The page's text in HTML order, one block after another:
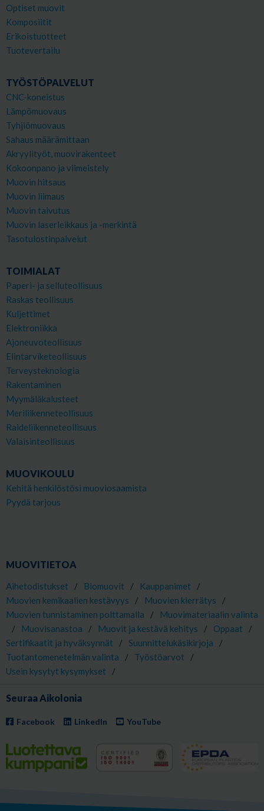
Optiset muovit
Komposiitit
Erikoistuotteet
Tuotevertailu
TYÖSTÖPALVELUT
CNC-koneistus
Lämpömuovaus
Tyhjiömuovaus
Sahaus määrämittaan
Akryylityöt, muovirakenteet
Kokoonpano ja viimeistely
Muovin hitsaus
Muovin liimaus
Muovin taivutus
Muovin laserleikkaus ja -merkintä
Tasotulostinpalvelut
TOIMIALAT
Paperi- ja selluteollisuus
Raskas teollisuus
Kuljettimet
Elektroniikka
Ajoneuvoteollisuus
Elintarviketeollisuus
Terveysteknologia
Rakentaminen
Myymäläkalusteet
Meriliikenneteollisuus
Raideliikenneteollisuus
Valaisinteollisuus
MUOVIKOULU
Kehitä henkilöstösi muoviosaamista
Pyydä tarjous
MUOVITIETOA
Aihetodistukset / Biomuovit / Kauppanimet
/
Muovien kemikaalien kestävyys
/ Muovien kierrätys
/
Muovien tunnistaminen polttamalla
/
Muovimateriaalin valinta
/
Muovisanastoa / Muovit ja kestävä kehitys / Oppaat
/
Sertifikaatit ja hyväksynnät
/ Suunnittelukäsikirjoja
/
Tuotantomenetelmän valinta
/ Työstöarvot
/
Usein kysytyt kysymykset
/
Seuraa Aikolonia
Facebook LinkedIn YouTube